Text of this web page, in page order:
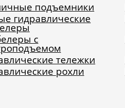
подъемники
гидравлические
с
тележки
рохли